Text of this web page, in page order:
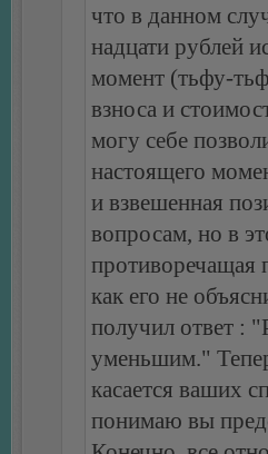
что в данном
надцати рублей
момент (тьфу-
взноса и
могу себе
настоящего
и взвешенная
вопросам, но в
противоречащая
как его не
получил ответ :
уменьшим."
касается ваших
понимаю вы